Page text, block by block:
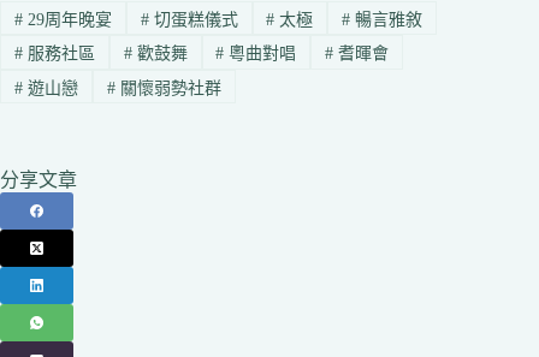
#29周年晚宴 #切蛋糕儀式 # 太極 # 暢言雅敘
#服務社區 #歡鼓舞 # 粵曲對唱 # 耆暉會
#遊山戀 #關懷弱勢社群
分享文章